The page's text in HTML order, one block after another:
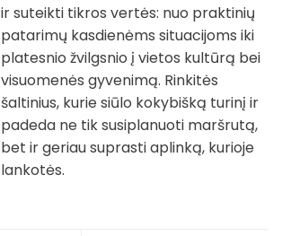
ir suteikti tikros vertės: nuo praktinių
patarimų kasdienėms situacijoms iki
platesnio žvilgsnio į vietos kultūrą bei
visuomenės gyvenimą. Rinkitės
šaltinius, kurie siūlo kokybišką turinį ir
padeda ne tik susiplanuoti maršrutą,
bet ir geriau suprasti aplinką, kurioje
lankotės.